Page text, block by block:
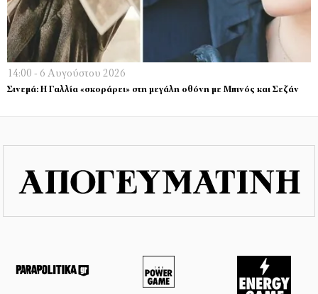
14:00 - 6 Αυγούστου 2026
Σινεμά: Η Γαλλία «σκοράρει» στη μεγάλη οθόνη με Μπινός και Σεζάν